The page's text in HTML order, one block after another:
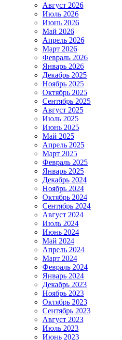
Август 2026
Июль 2026
Июнь 2026
Май 2026
Апрель 2026
Март 2026
Февраль 2026
Январь 2026
Декабрь 2025
Ноябрь 2025
Октябрь 2025
Сентябрь 2025
Август 2025
Июль 2025
Июнь 2025
Май 2025
Апрель 2025
Март 2025
Февраль 2025
Январь 2025
Декабрь 2024
Ноябрь 2024
Октябрь 2024
Сентябрь 2024
Август 2024
Июль 2024
Июнь 2024
Май 2024
Апрель 2024
Март 2024
Февраль 2024
Январь 2024
Декабрь 2023
Ноябрь 2023
Октябрь 2023
Сентябрь 2023
Август 2023
Июль 2023
Июнь 2023